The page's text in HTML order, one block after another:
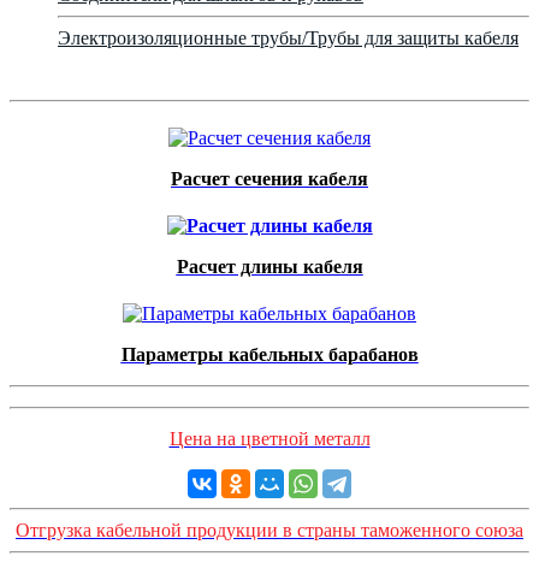
Электроизоляционные трубы/Трубы для защиты кабеля
Расчет сечения кабеля
Расчет длины кабеля
Параметры кабельных барабанов
Цена на цветной металл
Отгрузка кабельной продукции в страны таможенного союза